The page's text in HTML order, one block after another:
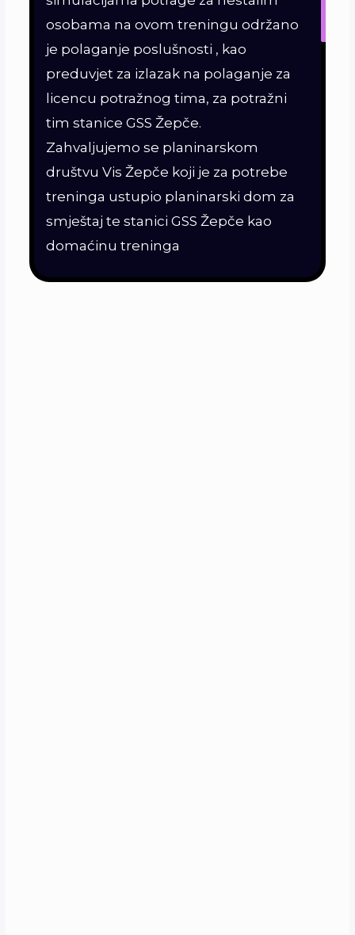
osobama na ovom treningu održano
je polaganje poslušnosti , kao
preduvjet za izlazak na polaganje za
licencu potražnog tima, za potražni
tim stanice GSS Žepče.
Zahvaljujemo se planinarskom
društvu Vis Žepče koji je za potrebe
treninga ustupio planinarski dom za
smještaj te stanici GSS Žepče kao
domaćinu treninga